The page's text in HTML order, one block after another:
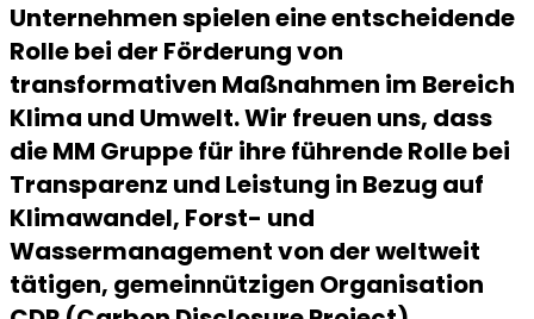
Unternehmen spielen eine entscheidende
Rolle bei der Förderung von
transformativen Maßnahmen im Bereich
Klima und Umwelt. Wir freuen uns, dass
die MM Gruppe für ihre führende Rolle bei
Transparenz und Leistung in Bezug auf
Klimawandel, Forst- und
Wassermanagement von der weltweit
tätigen, gemeinnützigen Organisation